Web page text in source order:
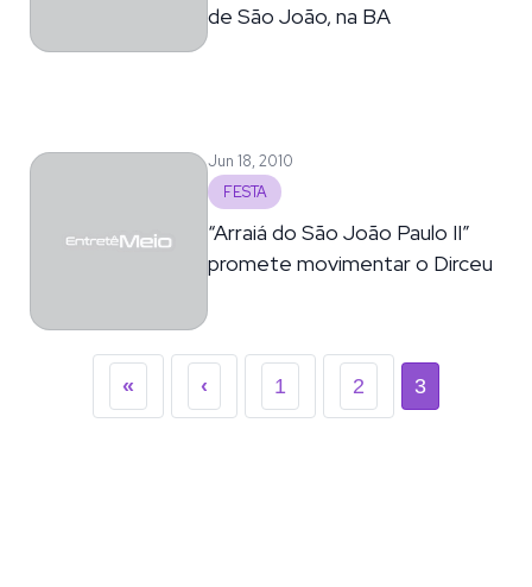
de São João, na BA
Jun 18, 2010
FESTA
“Arraiá do São João Paulo II”
promete movimentar o Dirceu
« ‹ 1 2 3